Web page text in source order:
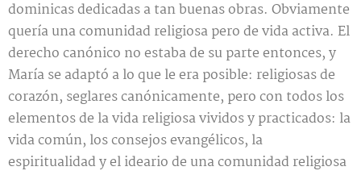
dominicas dedicadas a tan buenas obras. Obviamente
quería una comunidad religiosa pero de vida activa. El
derecho canónico no estaba de su parte entonces, y
María se adaptó a lo que le era posible: religiosas de
corazón, seglares canónicamente, pero con todos los
elementos de la vida religiosa vividos y practicados: la
vida común, los consejos evangélicos, la
espiritualidad y el ideario de una comunidad religiosa